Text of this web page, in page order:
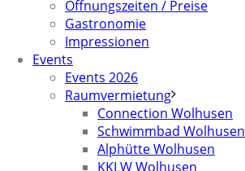
Öffnungszeiten / Preise
Gastronomie
Impressionen
Events
Events 2026
Raumvermietung
Connection Wolhusen
Schwimmbad Wolhusen
Alphütte Wolhusen
KKLW Wolhusen